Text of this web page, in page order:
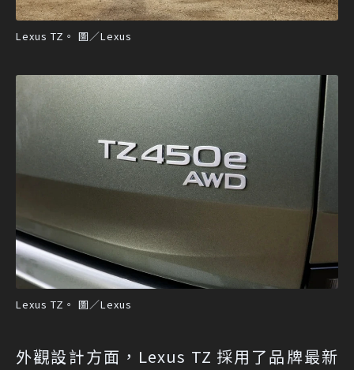
Lexus TZ。 圖／Lexus
Lexus TZ。 圖／Lexus
外觀設計方面，Lexus TZ 採用了品牌最新